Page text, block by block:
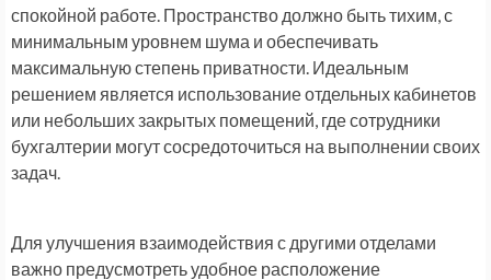
спокойной работе. Пространство должно быть тихим, с
минимальным уровнем шума и обеспечивать
максимальную степень приватности. Идеальным
решением является использование отдельных кабинетов
или небольших закрытых помещений, где сотрудники
бухгалтерии могут сосредоточиться на выполнении своих
задач.
Для улучшения взаимодействия с другими отделами
важно предусмотреть удобное расположение